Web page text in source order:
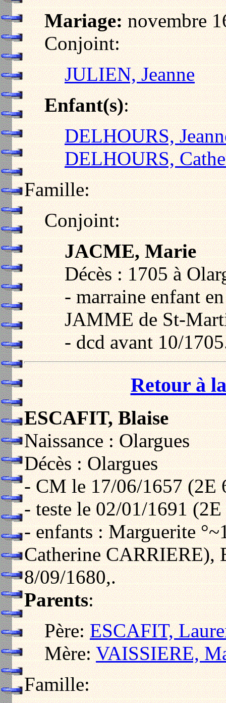
Mariage:novembre
Conjoint:
JULIEN, Jeanne
Enfant(s):
DELHOURS,
DELHOURS,
Famille:
Conjoint:
JACME, Marie
Décès : 1705 à
- marraine enfant
JAMME de St-
- dcd avant 10/
Retour à
ESCAFIT, Blaise
Naissance : Olargues
Décès : Olargues
- CM le 17/06/1657 (2E
- teste le 02/01/1691
- enfants : Marguerite
Catherine CARRIERE),
8/09/1680,.
Parents:
Père:ESCAFIT,
Mère:VAISSIERE,
Famille: